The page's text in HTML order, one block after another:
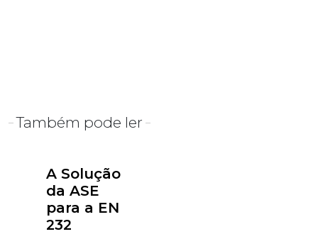
Também pode ler
A Solução
da ASE
para a EN
232